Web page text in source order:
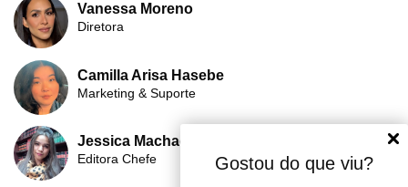
Vanessa Moreno
Diretora
Camilla Arisa Hasebe
Marketing & Suporte
Jessica Machado
Editora Chefe Gostou do que viu?